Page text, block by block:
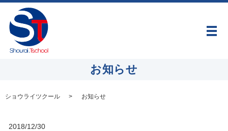
メ
お知らせ
ショウライツクール お知らせ
2018/12/30